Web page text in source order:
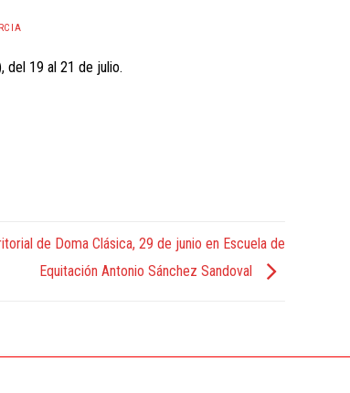
del 19 al 21 de julio.
de Doma Clásica, 29 de junio en Escuela de
Equitación Antonio Sánchez Sandoval